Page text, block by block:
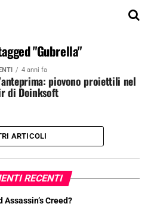
"Gubrella"
4 anni fa
piovono proiettili nel
di Doinksoft
ARTICOLI
RECENTI
Assassin’s Creed?